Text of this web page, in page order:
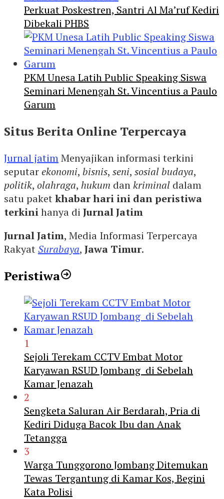
Perkuat Poskestren, Santri Al Ma’ruf Kediri
Dibekali PHBS
PKM Unesa Latih Public Speaking Siswa
Seminari Menengah St. Vincentius a Paulo
Garum
Situs Berita Online Terpercaya
Jurnal jatimMenyajikan informasi terkini
seputarekonomi, bisnis, seni, sosial budaya,
politik, olahraga, hukum dankriminal dalam
satu paketkhabar hari ini dan peristiwa
terkinihanya di Jurnal Jatim
Jurnal Jatim, Media Informasi Terpercaya
RakyatSurabaya, Jawa Timur.
Peristiwa
1
Sejoli Terekam CCTV Embat Motor
Karyawan RSUD Jombang di Sebelah
Kamar Jenazah
2
Sengketa Saluran Air Berdarah, Pria di
Kediri Diduga Bacok Ibu dan Anak
Tetangga
3
Warga Tunggorono Jombang Ditemukan
Tewas Tergantung di Kamar Kos, Begini
Kata Polisi